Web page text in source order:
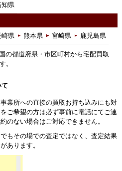
知県
崎県 熊本県 宮崎県 鹿児島県
の都道府県・市区町村から宅配買取
。
業所への直接の買取お持ち込みにも対
ご希望の方は必ず事前に電話にてご連
のない場合はご対応できません。
もその場での査定ではなく、査定結果
あります。